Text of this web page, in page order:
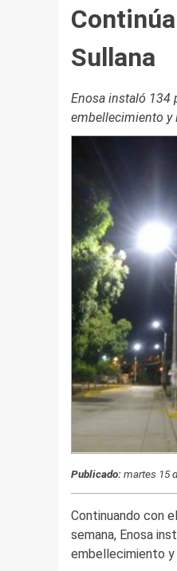
Sullana
Enosa instaló 134
embellecimiento y
Publicado:martes 15
Continuando con
semana, Enosa
embellecimiento y